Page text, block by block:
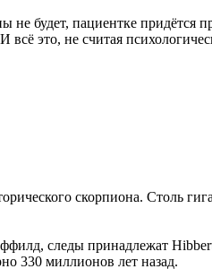
не будет, пациентке
это, не считая
скорпиона. Столь
следы принадлежат
330 миллионов лет назад.